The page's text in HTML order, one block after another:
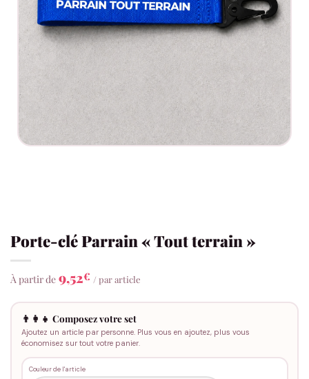
Porte-clé Parrain « Tout terrain »
À partir de 9,52€ / par article
👨‍👩‍👧 Composez votre set
Ajoutez un article par personne. Plus vous en ajoutez, plus vous
économisez sur tout votre panier.
Couleur de l'article